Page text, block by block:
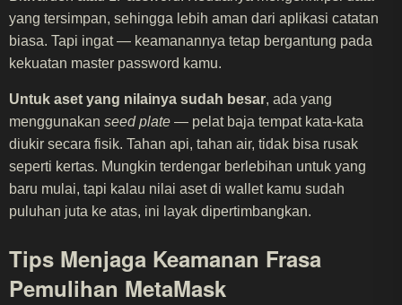
yang tersimpan, sehingga lebih aman dari aplikasi catatan
biasa. Tapi ingat — keamanannya tetap bergantung pada
kekuatan master password kamu.
Untuk aset yang nilainya sudah besar, ada yang
menggunakan seed plate — pelat baja tempat kata-kata
diukir secara fisik. Tahan api, tahan air, tidak bisa rusak
seperti kertas. Mungkin terdengar berlebihan untuk yang
baru mulai, tapi kalau nilai aset di wallet kamu sudah
puluhan juta ke atas, ini layak dipertimbangkan.
Tips Menjaga Keamanan Frasa
Pemulihan MetaMask